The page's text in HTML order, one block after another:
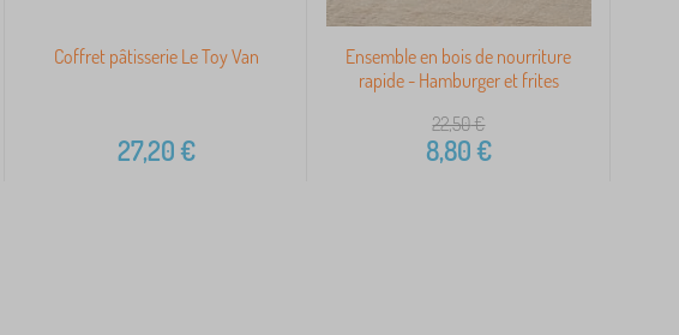
Coffret pâtisserie Le Toy Van
27,20€
Ensemble en bois de nourriture
rapide - Hamburger et frites
22,50€
8,80€